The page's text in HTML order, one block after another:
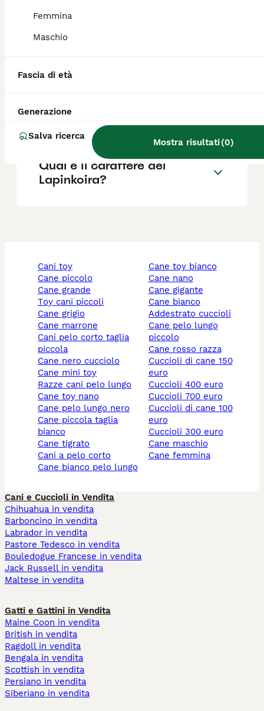
Femmina
Maschio
Fascia di età
Generazione
Salva ricerca
Mostra risultati(0)
Lapinkoira perde pelo?
Dove posso trovare cuccioli
di Lapinkoira in vendita?
Qual è il carattere del
Lapinkoira?
cani toy
cane piccolo
cane grande
toy cani piccoli
cane grigio
cane marrone
cani pelo corto taglia
piccola
cane nero cucciolo
cane mini toy
razze cani pelo lungo
cane toy nano
cane pelo lungo nero
cane piccola taglia
bianco
cane tigrato
cani a pelo corto
cane bianco pelo lungo
cane toy bianco
cane nano
cane gigante
cane bianco
addestrato cuccioli
cane pelo lungo
piccolo
cane rosso razza
cuccioli di cane 150
euro
cuccioli 400 euro
cuccioli 700 euro
cuccioli di cane 100
euro
cuccioli 300 euro
cane maschio
cane femmina
Cani e Cuccioli in Vendita
Chihuahua in vendita
Barboncino in vendita
Labrador in vendita
Pastore Tedesco in vendita
Bouledogue Francese in vendita
Jack Russell in vendita
Maltese in vendita
Gatti e Gattini in Vendita
Maine Coon in vendita
British in vendita
Ragdoll in vendita
Bengala in vendita
Scottish in vendita
Persiano in vendita
Siberiano in vendita